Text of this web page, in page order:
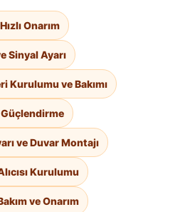
Onarım
Sinyal Ayarı
Kurulumu ve Bakımı
Güçlendirme
ve Duvar Montajı
Kurulumu
ve Onarım